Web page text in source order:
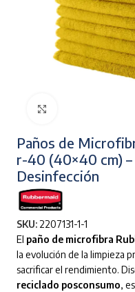
Paños de
r-40 (40×40 cm)
Desinfección
SKU: 2207131-1-1
El paño de microfibra
la evolución de la limpieza
sacrificar el rendimiento.
reciclado posconsumo,